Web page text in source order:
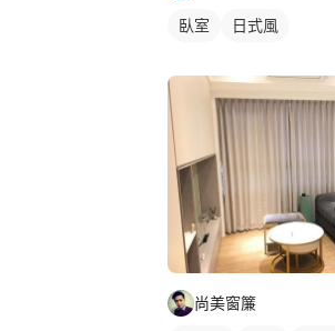
臥室 日式風
尚美窗簾